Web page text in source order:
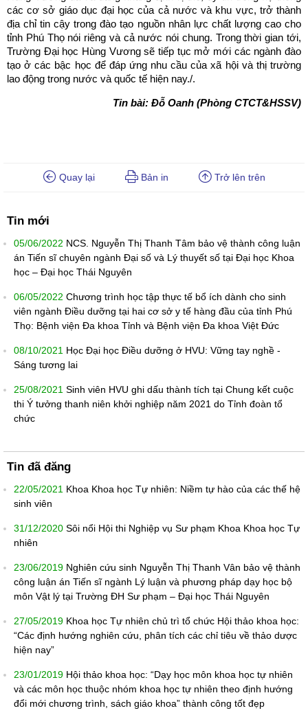
các cơ sở giáo dục đại học của cả nước và khu vực, trở thành
địa chỉ tin cậy trong đào tạo nguồn nhân lực chất lượng cao cho
tỉnh Phú Thọ nói riêng và cả nước nói chung. Trong thời gian tới,
Trường Đại học Hùng Vương sẽ tiếp tục mở mới các ngành đào
tạo ở các bậc học để đáp ứng nhu cầu của xã hội và thị trường
lao động trong nước và quốc tế hiện nay./.
Tin bài: Đỗ Oanh (Phòng CTCT&HSSV)
Quay lại Bản in Trở lên trên
Tin mới
05/06/2022 NCS. Nguyễn Thị Thanh Tâm bảo vệ thành công luận
án Tiến sĩ chuyên ngành Đại số và Lý thuyết số tại Đại học Khoa
học – Đại học Thái Nguyên
06/05/2022 Chương trình học tập thực tế bổ ích dành cho sinh
viên ngành Điều dưỡng tại hai cơ sở y tế hàng đầu của tỉnh Phú
Thọ: Bệnh viện Đa khoa Tỉnh và Bệnh viện Đa khoa Việt Đức
08/10/2021 Học Đại học Điều dưỡng ở HVU: Vững tay nghề -
Sáng tương lai
25/08/2021 Sinh viên HVU ghi dấu thành tích tại Chung kết cuộc
thi Ý tưởng thanh niên khởi nghiệp năm 2021 do Tỉnh đoàn tổ
chức
Tin đã đăng
22/05/2021 Khoa Khoa học Tự nhiên: Niềm tự hào của các thế hệ
sinh viên
31/12/2020 Sôi nổi Hội thi Nghiệp vụ Sư phạm Khoa Khoa học Tự
nhiên
23/06/2019 Nghiên cứu sinh Nguyễn Thị Thanh Vân bảo vệ thành
công luận án Tiến sĩ ngành Lý luận và phương pháp dạy học bộ
môn Vật lý tại Trường ĐH Sư phạm – Đại học Thái Nguyên
27/05/2019 Khoa học Tự nhiên chủ trì tổ chức Hội thảo khoa học:
“Các định hướng nghiên cứu, phân tích các chỉ tiêu về thảo dược
hiện nay”
23/01/2019 Hội thảo khoa học: “Dạy học môn khoa học tự nhiên
và các môn học thuộc nhóm khoa học tự nhiên theo định hướng
đổi mới chương trình, sách giáo khoa” thành công tốt đẹp